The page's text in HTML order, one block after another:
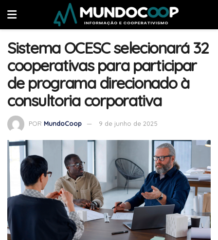
Sistema OCESC selecionará 32
cooperativas para participar
de programa direcionado à
consultoria corporativa
POR MundoCoop 9 de junho de 2025